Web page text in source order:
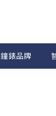
鐘錶品牌